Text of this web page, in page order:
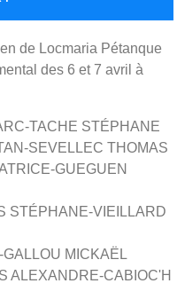
de Locmaria Pétanque
des 6 et 7 avril à
TACHE STÉPHANE
SEVELLEC THOMAS
GUEGUEN
STÉPHANE-VIEILLARD
MICKAËL
ALEXANDRE-CABIOC'H